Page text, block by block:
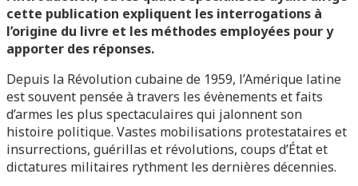
cette publication expliquent les interrogations à
l’origine du livre et les méthodes employées pour y
apporter des réponses.
Depuis la Révolution cubaine de 1959, l’Amérique latine
est souvent pensée à travers les évènements et faits
d’armes les plus spectaculaires qui jalonnent son
histoire politique. Vastes mobilisations protestataires et
insurrections, guérillas et révolutions, coups d’État et
dictatures militaires rythment les dernières décennies.